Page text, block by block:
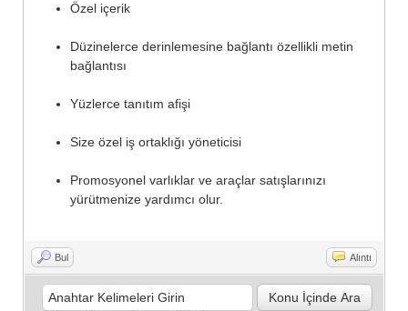
Özel içerik
Düzinelerce derinlemesine bağlantı özellikli metin
bağlantısı
Yüzlerce tanıtım afişi
Size özel iş ortaklığı yöneticisi
Promosyonel varlıklar ve araçlar satışlarınızı
yürütmenize yardımcı olur.
Bul Alıntı